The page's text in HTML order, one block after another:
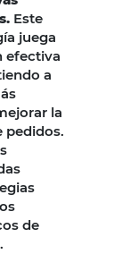
Este
juega
efectiva
a
la
pedidos.
de